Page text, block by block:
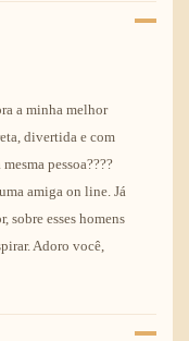
a minha melhor
divertida e com
pessoa????
amiga on line. Já
sobre esses homens
Adoro você,